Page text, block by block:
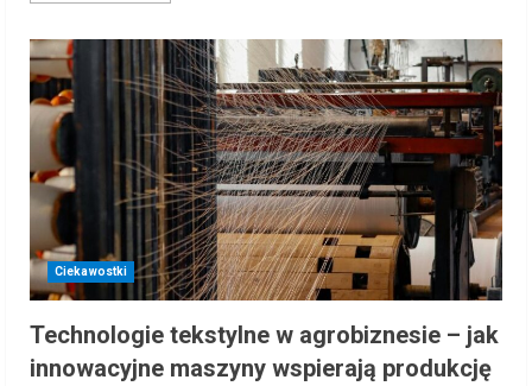
systemy
klimatyzacyjne
i
wentylacyjne
w
rolnictwie
i
przemyśle
spożywczym
Ciekawostki
Technologie tekstylne w agrobiznesie – jak
innowacyjne maszyny wspierają produkcję